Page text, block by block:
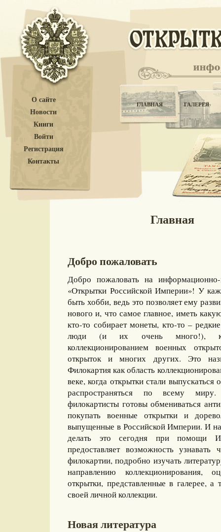
О сайте
Новости
Книги
Войти
Регистрация
Контакты
ГЛАВНАЯ ГАЛЕРЕЯ
Главная
Добро пожаловать
Добро пожаловать на информационно-
«Открытки Российской Империи»! У
быть хобби, ведь это позволяет ему
нового и, что самое главное, иметь
кто-то собирает монеты, кто-то –
люди (и их очень много!),
коллекционированием военных
открыток и многих других. Это
Филокартия как область
веке, когда открытки стали
распространяться по всему
филокартисты готовы обмениваться
покупать военные открытки и
выпущенные в Российской Империи. И
делать это сегодня при помощи
предоставляет возможность
филокартии, подробно изучать
направлению коллекционирования,
открытки, представленные в галерее, а
своей личной коллекции.
Новая литература